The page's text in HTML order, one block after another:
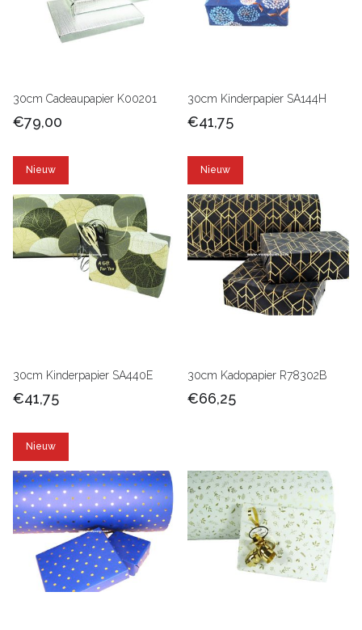
30cm Cadeaupapier K00201
€79,00
30cm Kinderpapier SA144H
€41,75
Nieuw
30cm Kinderpapier SA440E
€41,75
Nieuw
30cm Kadopapier R78302B
€66,25
Nieuw